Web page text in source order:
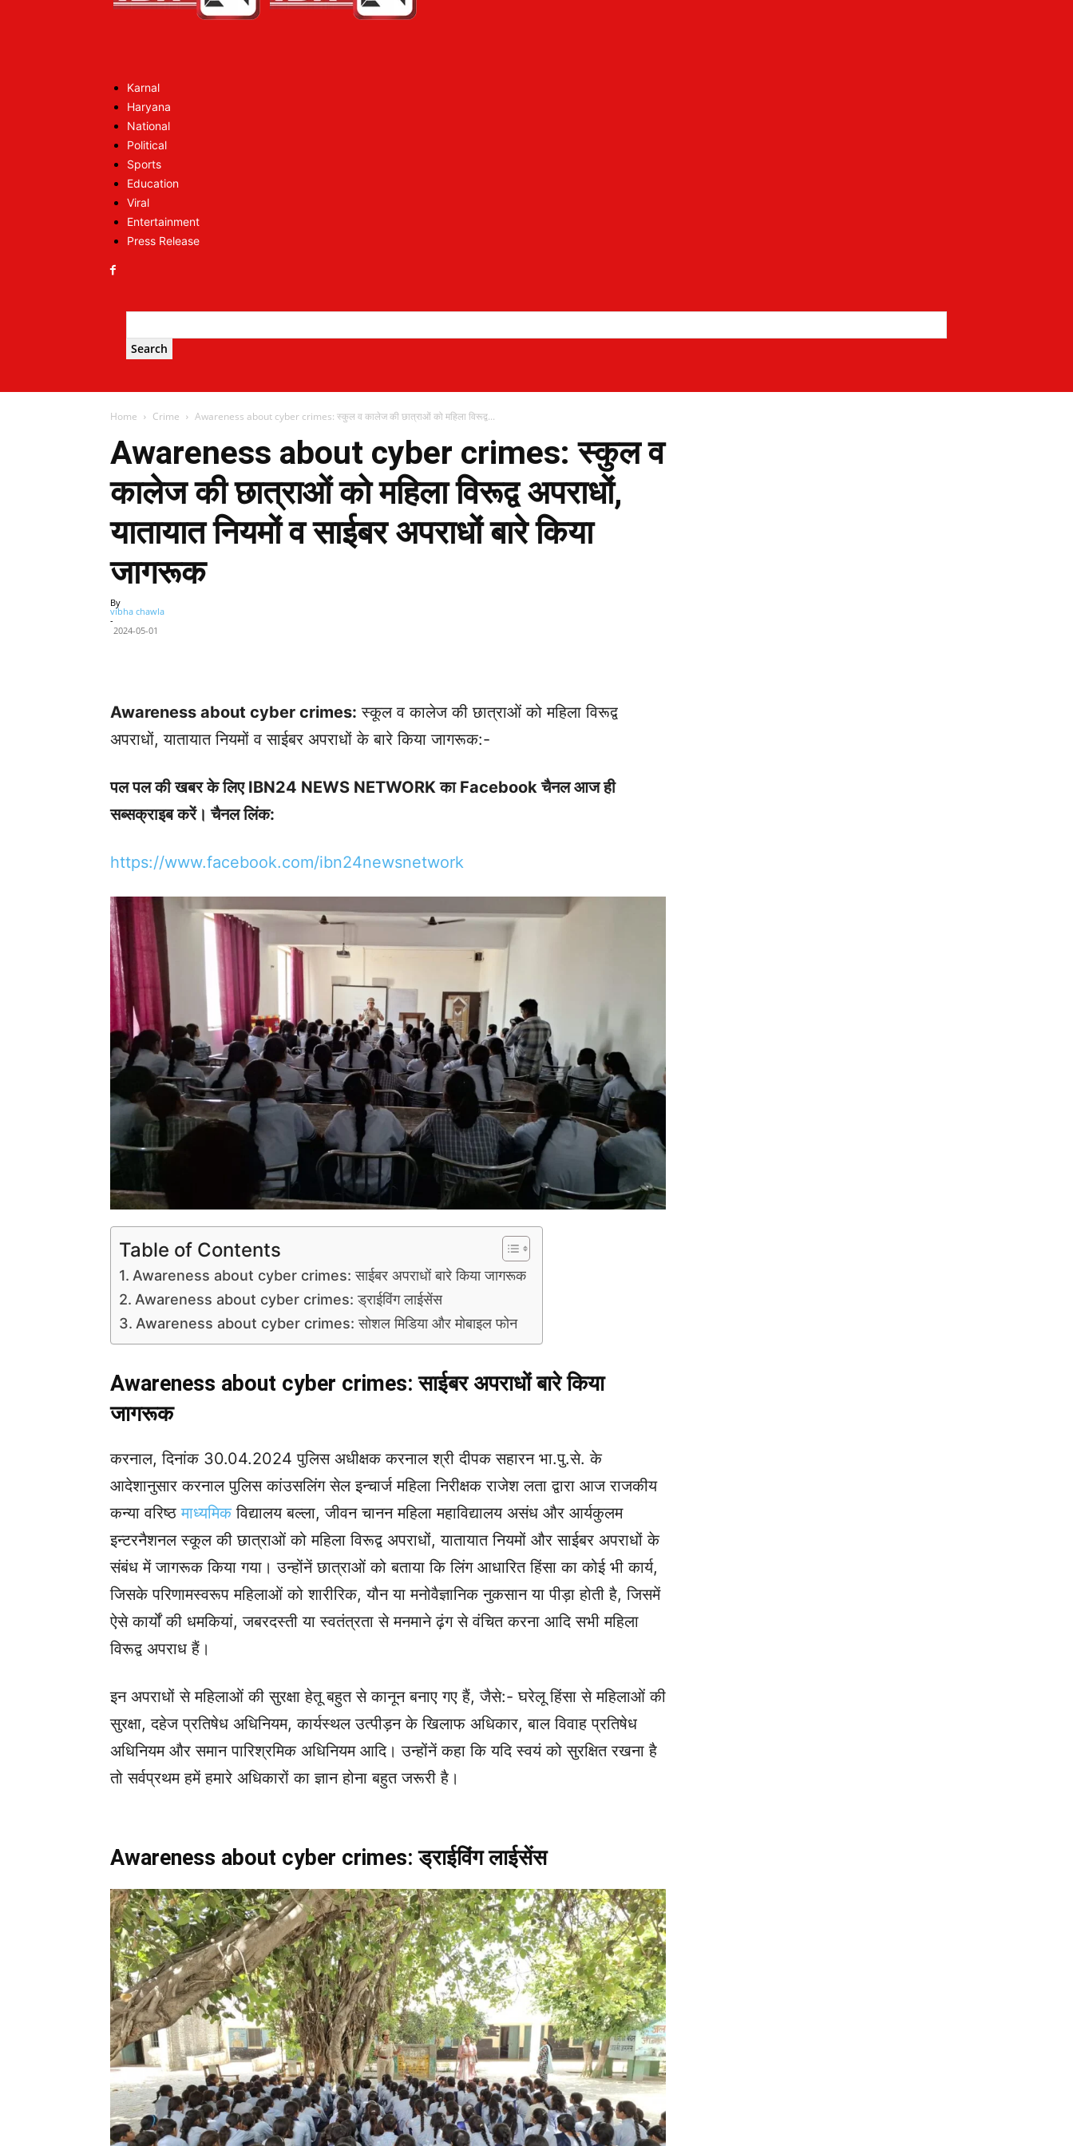
Karnal
Haryana
National
Political
Sports
Education
Viral
Entertainment
Press Release
Home Crime Awareness about cyber crimes: स्कुल व कालेज की छात्राओं को महिला विरूद्व...
Awareness about cyber crimes: स्कुल व
कालेज की छात्राओं को महिला विरूद्व अपराधों,
यातायात नियमों व साईबर अपराधों बारे किया
जागरूक
By
vibha chawla
-
2024-05-01
Awareness about cyber crimes: स्कूल व कालेज की छात्राओं को महिला विरूद्व
अपराधों, यातायात नियमों व साईबर अपराधों के बारे किया जागरूक:-
पल पल की खबर के लिए IBN24 NEWS NETWORK का Facebook चैनल आज ही
सब्सक्राइब करें। चैनल लिंक:
https://www.facebook.com/ibn24newsnetwork
Table of Contents
Awareness about cyber crimes: साईबर अपराधों बारे किया जागरूक
Awareness about cyber crimes: ड्राईविंग लाईसेंस
Awareness about cyber crimes: सोशल मिडिया और मोबाइल फोन
Awareness about cyber crimes: साईबर अपराधों बारे किया
जागरूक
करनाल, दिनांक 30.04.2024 पुलिस अधीक्षक करनाल श्री दीपक सहारन भा.पु.से. के
आदेशानुसार करनाल पुलिस कांउसलिंग सेल इन्चार्ज महिला निरीक्षक राजेश लता द्वारा आज राजकीय
कन्या वरिष्ठमाध्यमिकविद्यालय बल्ला, जीवन चानन महिला महाविद्यालय असंध और आर्यकुलम
इन्टरनैशनल स्कूल की छात्राओं को महिला विरूद्व अपराधों, यातायात नियमों और साईबर अपराधों के
संबंध में जागरूक किया गया। उन्होंनें छात्राओं को बताया कि लिंग आधारित हिंसा का कोई भी कार्य,
जिसके परिणामस्वरूप महिलाओं को शारीरिक, यौन या मनोवैज्ञानिक नुकसान या पीड़ा होती है, जिसमें
ऐसे कार्यों की धमकियां, जबरदस्ती या स्वतंत्रता से मनमाने ढ़ंग से वंचित करना आदि सभी महिला
विरूद्व अपराध हैं।
इन अपराधों से महिलाओं की सुरक्षा हेतू बहुत से कानून बनाए गए हैं, जैसे:- घरेलू हिंसा से महिलाओं की
सुरक्षा, दहेज प्रतिषेध अधिनियम, कार्यस्थल उत्पीड़न के खिलाफ अधिकार, बाल विवाह प्रतिषेध
अधिनियम और समान पारिश्रमिक अधिनियम आदि। उन्होंनें कहा कि यदि स्वयं को सुरक्षित रखना है
तो सर्वप्रथम हमें हमारे अधिकारों का ज्ञान होना बहुत जरूरी है।
Awareness about cyber crimes: ड्राईविंग लाईसेंस